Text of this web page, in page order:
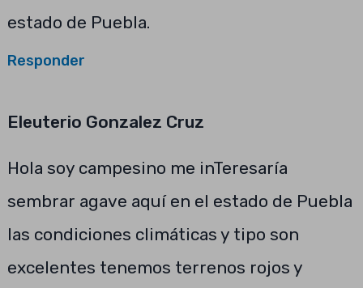
estado de Puebla.
Responder
Eleuterio Gonzalez Cruz
Hola soy campesino me inTeresaría
sembrar agave aquí en el estado de Puebla
las condiciones climáticas y tipo son
excelentes tenemos terrenos rojos y